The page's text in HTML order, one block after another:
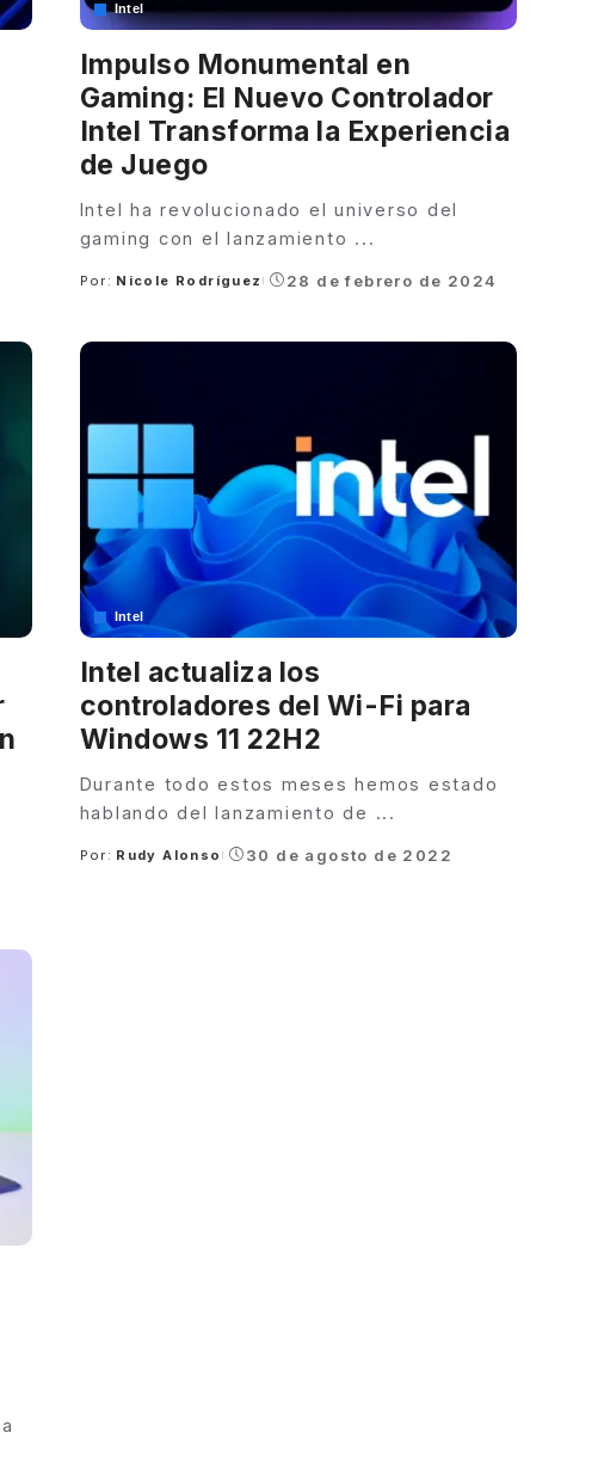
Intel
Impulso Monumental en
Gaming: El Nuevo Controlador
Intel Transforma la Experiencia
de Juego
Intel ha revolucionado el universo del
gaming con el lanzamiento ...
Posted
Por: Nicole Rodríguez 28 de febrero de 2024
Intel
Intel actualiza los
controladores del Wi-Fi para
Windows 11 22H2
Durante todo estos meses hemos estado
hablando del lanzamiento de ...
Posted
Por: Rudy Alonso 30 de agosto de 2022